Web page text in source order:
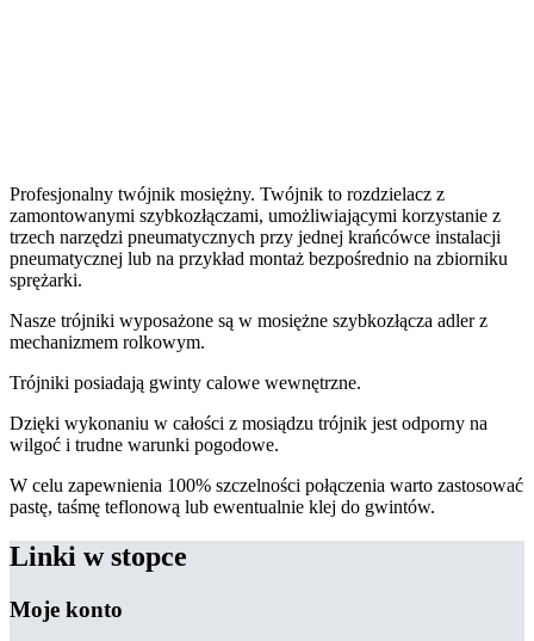
Profesjonalny twójnik mosiężny. Twójnik to rozdzielacz z
zamontowanymi szybkozłączami, umożliwiającymi korzystanie z
trzech narzędzi pneumatycznych przy jednej krańcówce instalacji
pneumatycznej lub na przykład montaż bezpośrednio na zbiorniku
sprężarki.
Nasze trójniki wyposażone są w mosiężne szybkozłącza adler z
mechanizmem rolkowym.
Trójniki posiadają gwinty calowe wewnętrzne.
Dzięki wykonaniu w całości z mosiądzu trójnik jest odporny na
wilgoć i trudne warunki pogodowe.
W celu zapewnienia 100% szczelności połączenia warto zastosować
pastę, taśmę teflonową lub ewentualnie klej do gwintów.
Linki w stopce
Moje konto